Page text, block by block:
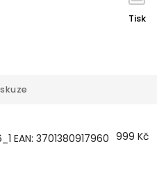
Tisk
EAN: 3701380917960 999 Kč